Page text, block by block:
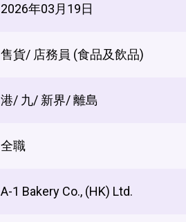
2026年03月19日
售貨/ 店務員 (食品及飲品)
港/ 九/ 新界/ 離島
全職
A-1 Bakery Co., (HK) Ltd.